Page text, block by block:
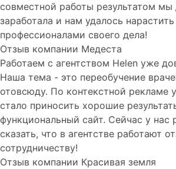
совместной работы результатом мы
заработала и нам удалось
профессионалами своего дела!
Отзыв компании Медеста
Работаем с агентством Helen уже
Наша тема - это переобучение
отовсюду. По контекстной рекламе
стало приносить хорошие
функциональный сайт. Сейчас у
сказать, что в агентстве работают
сотрудничеству!
Отзыв компании Красивая земля